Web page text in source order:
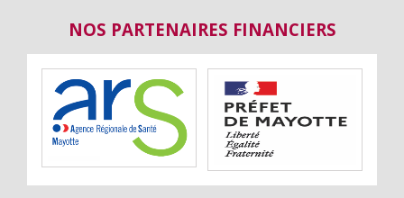
NOS PARTENAIRES FINANCIERS